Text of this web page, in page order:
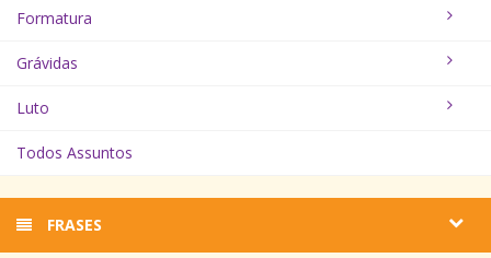
Formatura
Grávidas
Luto
Todos Assuntos
FRASES